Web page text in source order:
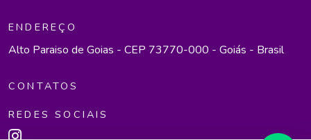
ENDEREÇO
Alto Paraiso de Goias - CEP 73770-000 - Goiás - Brasil
CONTATOS
REDES SOCIAIS